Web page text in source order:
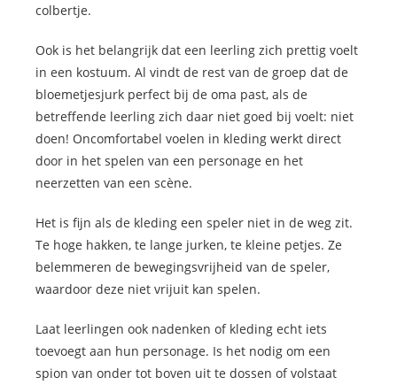
colbertje.
Ook is het belangrijk dat een leerling zich prettig voelt
in een kostuum. Al vindt de rest van de groep dat de
bloemetjesjurk perfect bij de oma past, als de
betreffende leerling zich daar niet goed bij voelt: niet
doen! Oncomfortabel voelen in kleding werkt direct
door in het spelen van een personage en het
neerzetten van een scène.
Het is fijn als de kleding een speler niet in de weg zit.
Te hoge hakken, te lange jurken, te kleine petjes. Ze
belemmeren de bewegingsvrijheid van de speler,
waardoor deze niet vrijuit kan spelen.
Laat leerlingen ook nadenken of kleding echt iets
toevoegt aan hun personage. Is het nodig om een
spion van onder tot boven uit te dossen of volstaat